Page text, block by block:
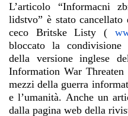
L’articolo “Informacni
lidstvo” è stato
ceco Britske Listy (
bloccato la
della versione inglese
Information War
mezzi della guerra
e l’umanità. Anche un
dalla pagina web della